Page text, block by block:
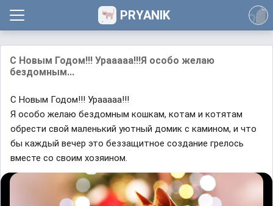
PRYANIK
С Новым Годом!!! Урааааа!!!Я особо желаю
бездомным...
С Новым Годом!!! Урааааа!!!
Я особо желаю бездомным кошкам, котам и котятам
обрести свой маленький уютный домик с камином, и что
бы каждый вечер это беззащитное создание грелось
вместе со своим хозяином.